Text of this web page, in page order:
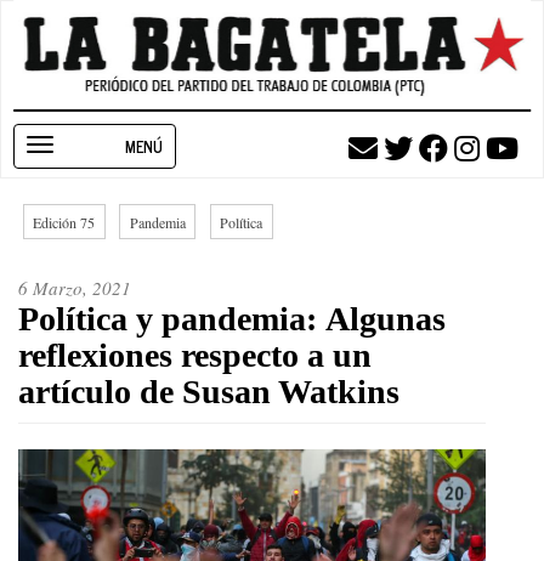
Pasar
contenido
navigation
Edición 75 Pandemia Política
6 Marzo, 2021
Política y pandemia: Algunas
reflexiones respecto a un
artículo de Susan Watkins